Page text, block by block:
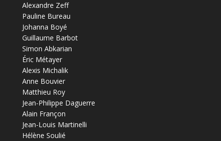
Alexandre Zeff
Pauline Bureau
Johanna Boyé
Guillaume Barbot
Simon Abkarian
Éric Métayer
Alexis Michalik
Anne Bouvier
Matthieu Roy
Jean-Philippe Daguerre
Alain Françon
Jean-Louis Martinelli
Hélène Soulié